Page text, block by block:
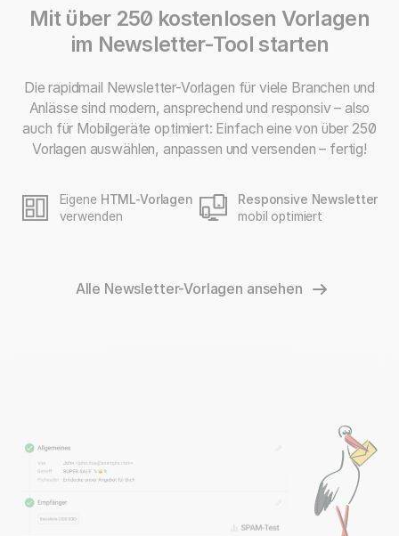
Mit über 250 kostenlosen Vorlagen
im Newsletter-Tool starten
Die rapidmail Newsletter-Vorlagen für viele Branchen und
Anlässe sind modern, ansprechend und responsiv – also
auch für Mobilgeräte optimiert: Einfach eine von über 250
Vorlagen auswählen, anpassen und versenden – fertig!
Eigene HTML-Vorlagen
verwenden
Responsive Newsletter
mobil optimiert
Alle Newsletter-Vorlagen ansehen